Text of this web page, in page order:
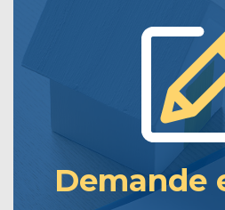
Demande